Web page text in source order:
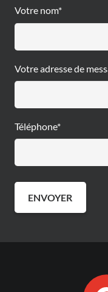
Votre nom*
Votre adresse de
Téléphone*